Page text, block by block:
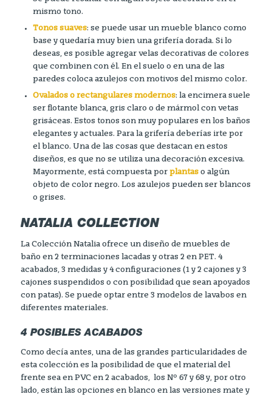
mismo tono.
Tonos suaves: se puede usar un mueble blanco como
base y quedaría muy bien una grifería dorada. Si lo
deseas, es posible agregar velas decorativas de colores
que combinen con él. En el suelo o en una de las
paredes coloca azulejos con motivos del mismo color.
Ovalados o rectangulares modernos: la encimera suele
ser flotante blanca, gris claro o de mármol con vetas
grisáceas. Estos tonos son muy populares en los baños
elegantes y actuales. Para la grifería deberías irte por
el blanco. Una de las cosas que destacan en estos
diseños, es que no se utiliza una decoración excesiva.
Mayormente, está compuesta por plantas o algún
objeto de color negro. Los azulejos pueden ser blancos
o grises.
NATALIA COLLECTION
La Colección Natalia ofrece un diseño de muebles de
baño en 2 terminaciones lacadas y otras 2 en PET. 4
acabados, 3 medidas y 4 configuraciones (1 y 2 cajones y 3
cajones suspendidos o con posibilidad que sean apoyados
con patas). Se puede optar entre 3 modelos de lavabos en
diferentes materiales.
4 POSIBLES ACABADOS
Como decía antes, una de las grandes particularidades de
esta colección es la posibilidad de que el material del
frente sea en PVC en 2 acabados, los Nº 67 y 68 y, por otro
lado, están las opciones en blanco en las versiones mate y